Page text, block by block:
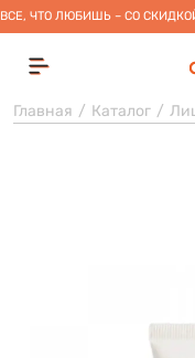
ВСЕ, ЧТО ЛЮБИШЬ – СО
Главная Каталог